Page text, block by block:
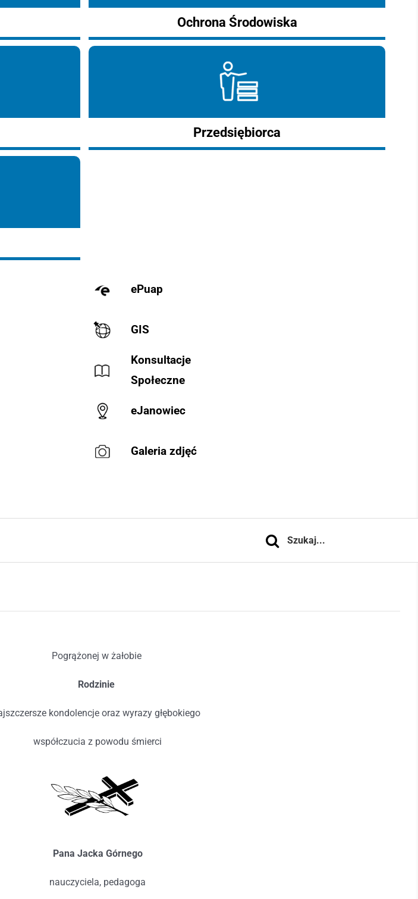
Ochrona Środowiska
Przedsiębiorca
ePuap
GIS
Konsultacje
Społeczne
eJanowiec
Galeria zdjęć
Szukaj
Pogrążonej w żałobie
Rodzinie
kondolencje oraz wyrazy głębokiego
współczucia z powodu śmierci
Pana Jacka Górnego
nauczyciela, pedagoga